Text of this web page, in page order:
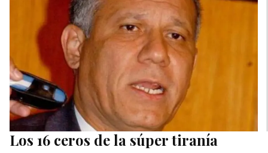
Los 16 ceros de la súper tiranía